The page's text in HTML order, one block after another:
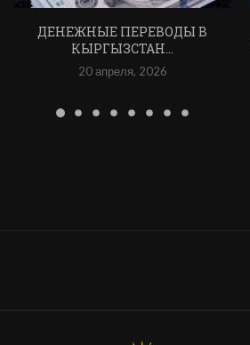
ДЕНЕЖНЫЕ ПЕРЕВОДЫ В
КЫРГЫЗСТАН…
20 апреля, 2026